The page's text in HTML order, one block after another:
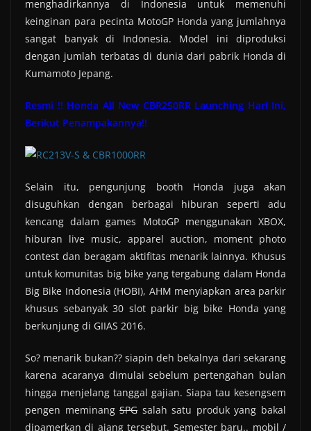
menghadirkannya di Indonesia untuk memenuhi
keinginan para pecinta MotoGP Honda yang jumlahnya
sangat banyak di Indonesia. Model ini diproduksi
dengan jumlah terbatas di dunia dari pabrik Honda di
Kumamoto Jepang.
Resmi !! Honda All New CBR250RR Launching Hari Ini,
Berikut Penampakannya!!
Selain itu, pengunjung booth Honda juga akan
disuguhkan dengan berbagai hiburan seperti adu
kencang dalam games MotoGP menggunakan XBOX,
hiburan live music, apparel auction, moment photo
contest dan beragam aktifitas menarik lainnya. Khusus
untuk komunitas big bike yang tergabung dalam Honda
Big Bike Indonesia (HOBI), AHM menyiapkan area parkir
khusus sebanyak 30 slot parkir big bike Honda yang
berkunjung di GIIAS 2016.
So? menarik bukan?? siapin deh bekalnya dari sekarang
karena acaranya dimulai sebelum pertengahan bulan
hingga menjelang tanggal gajian. Siapa tau kesengsem
pengen meminangSPGsalah satu produk yang bakal
dipamerkan di ajang tersebut. Semester baru.. mobil /